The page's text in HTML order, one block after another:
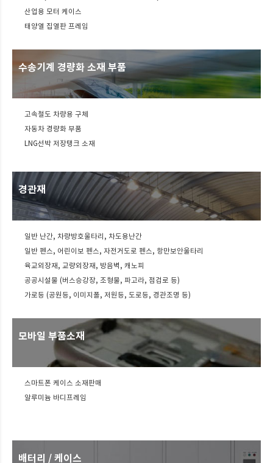
산업용 모터 케이스
태양열 집열판 프레임
수송기계 경량화 소재 부품
고속철도 차량용 구체
자동차 경량화 부품
LNG선박 저장탱크 소재
경관재
일반 난간, 차량방호울타리, 차도용난간
일반 펜스, 어린이보 펜스, 자전거도로 펜스, 항만보안울타리
육교외장재, 교량외장재, 방음벽, 캐노피
공공시설물 (버스승강장, 조형물, 파고라, 점검로 등)
가로등 (공원등, 이미지폴, 저원등, 도로등, 경관조명 등)
모바일 부품소재
스마트폰 케이스 소재판매
알루미늄 바디프레임
배터리 / 케이스